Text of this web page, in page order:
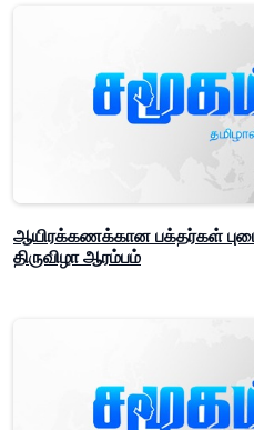
ஆயிரக்கணக்கான பக்தர்கள்
திருவிழா ஆரம்பம்